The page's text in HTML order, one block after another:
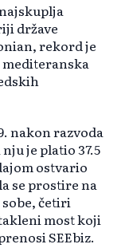
države
rekord je
mediteranska
nakon razvoda
je platio 37.5
ostvario
se prostire na
sobe, četiri
most koji
SEEbiz.